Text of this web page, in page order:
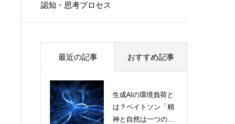
認知・思考プロセス
最近の記事 おすすめ記事
生成AIの環境負荷と
は？ベイトソン「精
神と自然は一つのシ
デジタルエコロジー
とは？情報空間を生
態系として読み解く